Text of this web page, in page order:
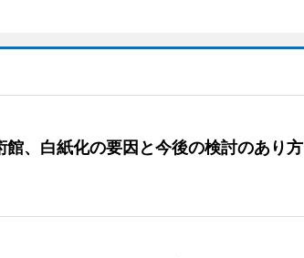
館、白紙化の要因と今後の検討のあり方